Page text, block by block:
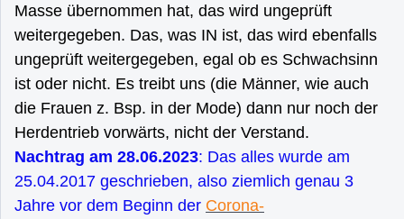
Masse übernommen hat, das wird ungeprüft
weitergegeben. Das, was IN ist, das wird ebenfalls
ungeprüft weitergegeben, egal ob es Schwachsinn
ist oder nicht. Es treibt uns (die Männer, wie auch
die Frauen z. Bsp. in der Mode) dann nur noch der
Herdentrieb vorwärts, nicht der Verstand.
Nachtrag am 28.06.2023: Das alles wurde am
25.04.2017 geschrieben, also ziemlich genau 3
Jahre vor dem Beginn der Corona-